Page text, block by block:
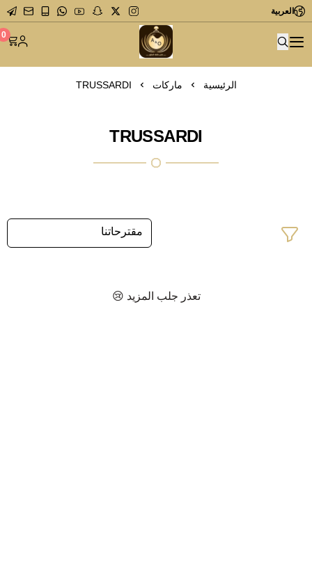
العربية
متجر عاشق العطور 0
الرئيسية ماركات TRUSSARDI
TRUSSARDI
تعذر جلب المزيد 😢